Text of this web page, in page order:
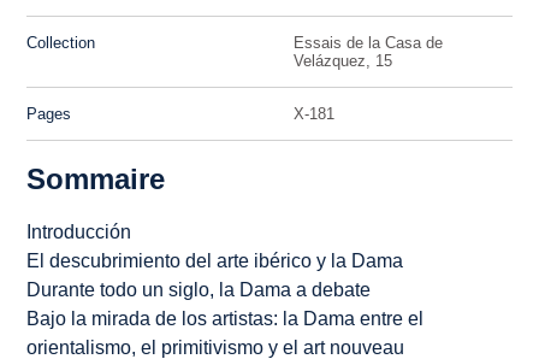
Collection
Essais de la Casa de
Velázquez, 15
Pages X-181
Sommaire
Introducción
El descubrimiento del arte ibérico y la Dama
Durante todo un siglo, la Dama a debate
Bajo la mirada de los artistas: la Dama entre el
orientalismo, el primitivismo y elart nouveau